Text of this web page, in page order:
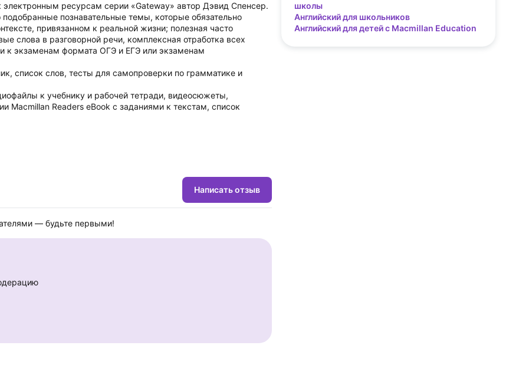
ресурсам серии «Gateway» автор Дэвид Спенсер.
познавательные темы, которые обязательно
привязанном к реальной жизни; полезная часто
слова в разговорной речи, комплексная отработка всех
к экзаменам формата ОГЭ и ЕГЭ или экзаменам
список слов, тесты для самопроверки по грамматике и
к учебнику и рабочей тетради, видеосюжеты,
Macmillan Readers eBook с заданиями к текстам, список
с момента активации кода.
Написать отзыв
— будьте первыми!
школы
Английский для школьников
Английский для детей с Macmillan Education